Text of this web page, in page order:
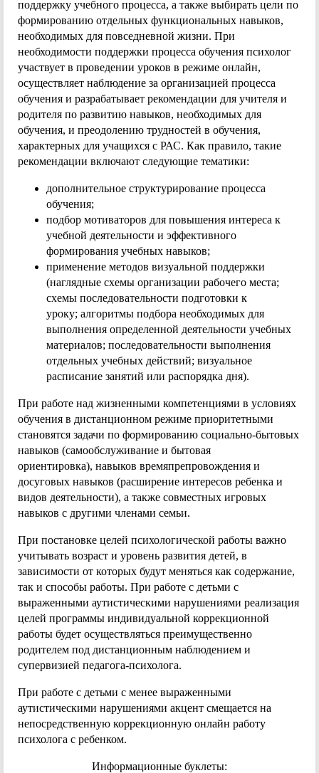
поддержку учебного процесса, а также выбирать цели по
формированию отдельных функциональных навыков,
необходимых для повседневной жизни. При
необходимости поддержки процесса обучения психолог
участвует в проведении уроков в режиме онлайн,
осуществляет наблюдение за организацией процесса
обучения и разрабатывает рекомендации для учителя и
родителя по развитию навыков, необходимых для
обучения, и преодолению трудностей в обучения,
характерных для учащихся с РАС. Как правило, такие
рекомендации включают следующие тематики:
дополнительное структурирование процесса
обучения;
подбор мотиваторов для повышения интереса к
учебной деятельности и эффективного
формирования учебных навыков;
применение методов визуальной поддержки
(наглядные схемы организации рабочего места;
схемы последовательности подготовки к
уроку; алгоритмы подбора необходимых для
выполнения определенной деятельности учебных
материалов; последовательности выполнения
отдельных учебных действий; визуальное
расписание занятий или распорядка дня).
При работе над жизненными компетенциями в условиях
обучения в дистанционном режиме приоритетными
становятся задачи по формированию социально-бытовых
навыков (самообслуживание и бытовая
ориентировка), навыков времяпрепровождения и
досуговых навыков (расширение интересов ребенка и
видов деятельности), а также совместных игровых
навыков с другими членами семьи.
При постановке целей психологической работы важно
учитывать возраст и уровень развития детей, в
зависимости от которых будут меняться как содержание,
так и способы работы. При работе с детьми с
выраженными аутистическими нарушениями реализация
целей программы индивидуальной коррекционной
работы будет осуществляться преимущественно
родителем под дистанционным наблюдением и
супервизией педагога-психолога.
При работе с детьми с менее выраженными
аутистическими нарушениями акцент смещается на
непосредственную коррекционную онлайн работу
психолога с ребенком.
Информационные буклеты: